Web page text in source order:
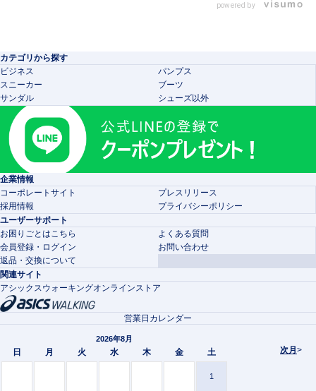
powered by
カテゴリから探す
ビジネス
パンプス
スニーカー
ブーツ
サンダル
シューズ以外
企業情報
コーポレートサイト
プレスリリース
採用情報
プライバシーポリシー
ユーザーサポート
お困りごとはこちら
よくある質問
会員登録・ログイン
お問い合わせ
返品・交換について
関連サイト
アシックスウォーキングオンラインストア
次月 >
営業日カレンダー
2026年8月
日 月 火 水 木 金 土
1